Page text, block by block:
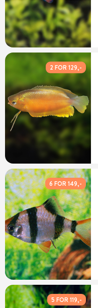
2 FOR 129,-
6 FOR 149,-
5 FOR 119,-